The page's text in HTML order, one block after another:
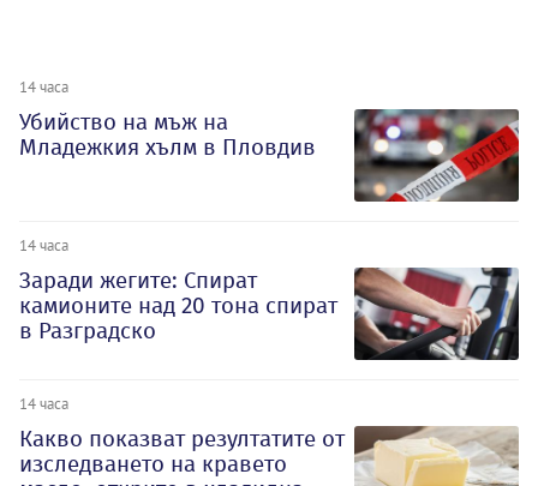
14 часа
Убийство на мъж на
Младежкия хълм в Пловдив
14 часа
Заради жегите: Спират
камионите над 20 тона спират
в Разградско
14 часа
Какво показват резултатите от
изследването на кравето